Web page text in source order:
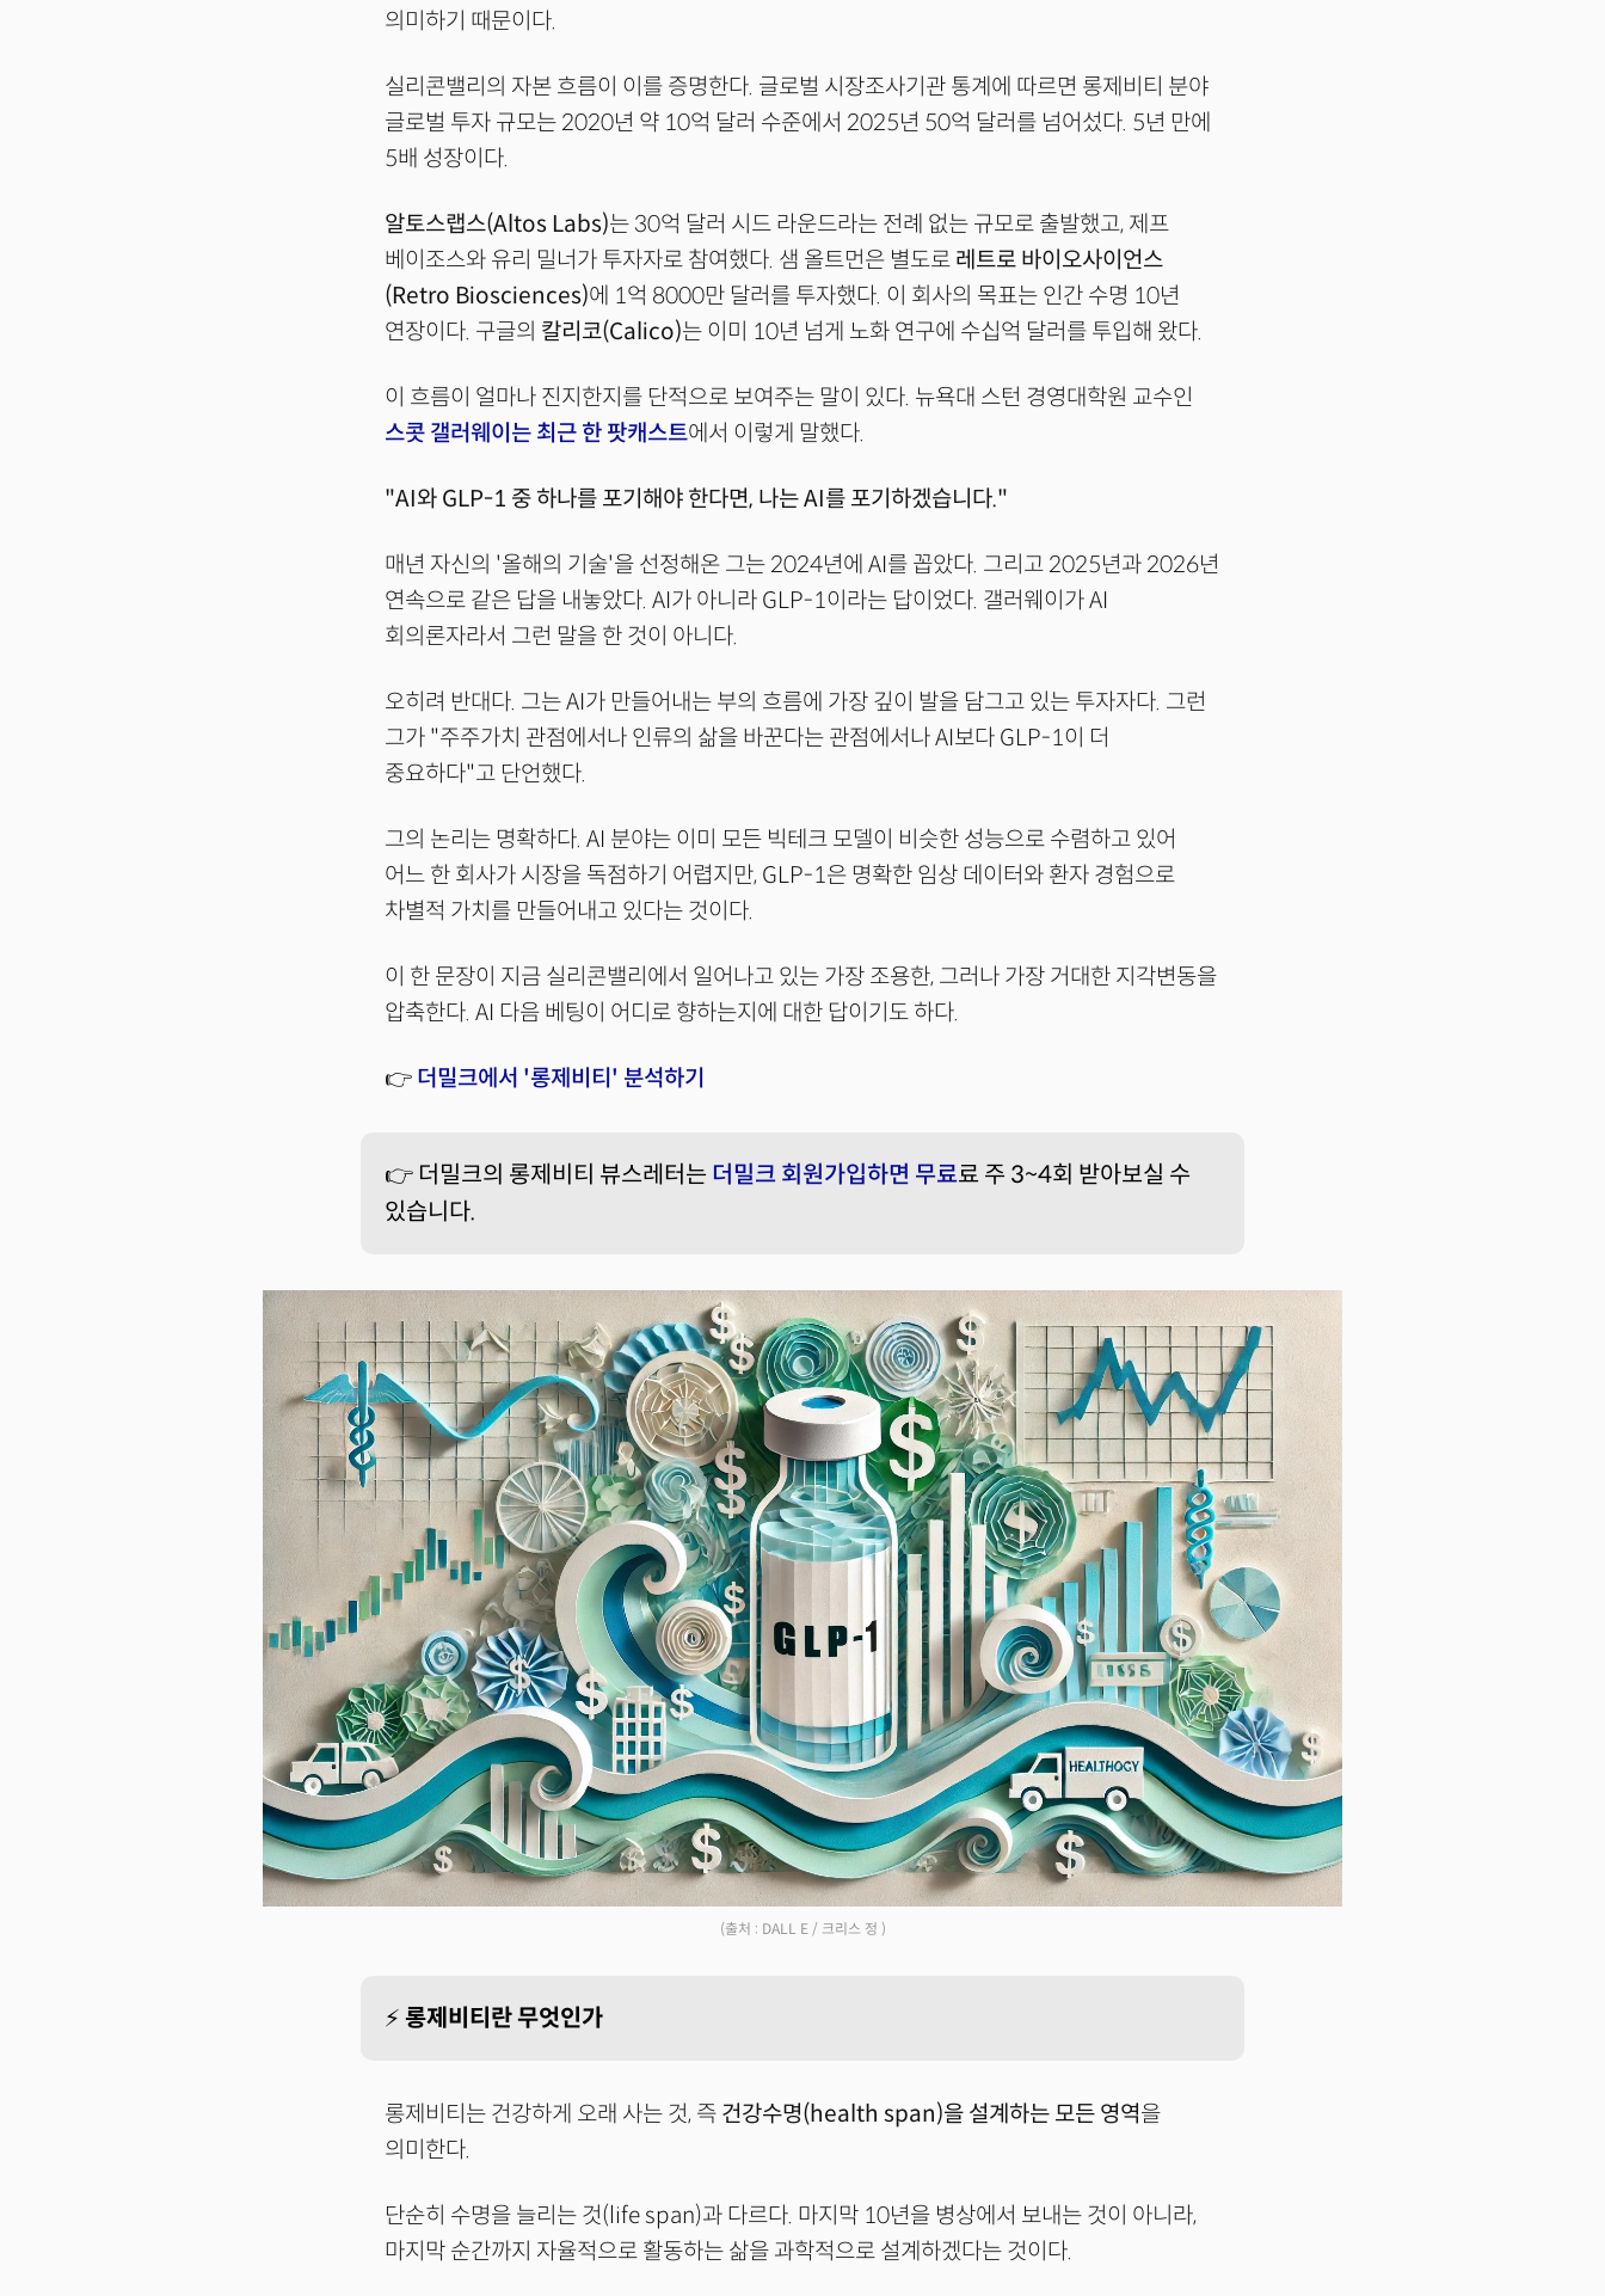
의미하기 때문이다.
실리콘밸리의 자본 흐름이 이를 증명한다. 글로벌 시장조사기관 통계에 따르면 롱제비티 분야
글로벌 투자 규모는 2020년 약 10억 달러 수준에서 2025년 50억 달러를 넘어섰다. 5년 만에
5배 성장이다.
알토스랩스(Altos Labs)는 30억 달러 시드 라운드라는 전례 없는 규모로 출발했고, 제프
베이조스와 유리 밀너가 투자자로 참여했다. 샘 올트먼은 별도로 레트로 바이오사이언스
(Retro Biosciences)에 1억 8000만 달러를 투자했다. 이 회사의 목표는 인간 수명 10년
연장이다. 구글의 칼리코(Calico)는 이미 10년 넘게 노화 연구에 수십억 달러를 투입해 왔다.
이 흐름이 얼마나 진지한지를 단적으로 보여주는 말이 있다. 뉴욕대 스턴 경영대학원 교수인
스콧 갤러웨이는 최근 한 팟캐스트에서 이렇게 말했다.
"AI와 GLP-1 중 하나를 포기해야 한다면, 나는 AI를 포기하겠습니다."
매년 자신의 '올해의 기술'을 선정해온 그는 2024년에 AI를 꼽았다. 그리고 2025년과 2026년
연속으로 같은 답을 내놓았다. AI가 아니라 GLP-1이라는 답이었다. 갤러웨이가 AI
회의론자라서 그런 말을 한 것이 아니다.
오히려 반대다. 그는 AI가 만들어내는 부의 흐름에 가장 깊이 발을 담그고 있는 투자자다. 그런
그가 "주주가치 관점에서나 인류의 삶을 바꾼다는 관점에서나 AI보다 GLP-1이 더
중요하다"고 단언했다.
그의 논리는 명확하다. AI 분야는 이미 모든 빅테크 모델이 비슷한 성능으로 수렴하고 있어
어느 한 회사가 시장을 독점하기 어렵지만, GLP-1은 명확한 임상 데이터와 환자 경험으로
차별적 가치를 만들어내고 있다는 것이다.
이 한 문장이 지금 실리콘밸리에서 일어나고 있는 가장 조용한, 그러나 가장 거대한 지각변동을
압축한다. AI 다음 베팅이 어디로 향하는지에 대한 답이기도 하다.
👉 더밀크에서 '롱제비티' 분석하기
👉 더밀크의 롱제비티 뷰스레터는 더밀크 회원가입하면 무료료 주 3~4회 받아보실 수
있습니다.
(출처 : DALL E / 크리스 정 )
⚡️ 롱제비티란 무엇인가
롱제비티는 건강하게 오래 사는 것, 즉 건강수명(health span)을 설계하는 모든 영역을
의미한다.
단순히 수명을 늘리는 것(life span)과 다르다. 마지막 10년을 병상에서 보내는 것이 아니라,
마지막 순간까지 자율적으로 활동하는 삶을 과학적으로 설계하겠다는 것이다.